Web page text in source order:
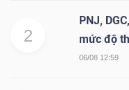
2
PNJ,
mức độ
06/08 12:59